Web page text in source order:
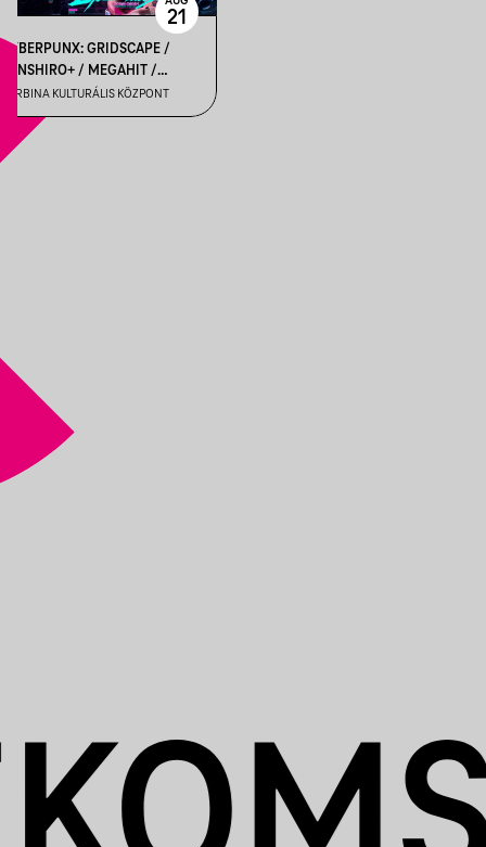
CYBERPUNX: GRIDSCAPE /
KENSHIRO+ / MEGAHIT /
PROGEX / QUIXOTIC
TURBINA KULTURÁLIS KÖZPONT
21